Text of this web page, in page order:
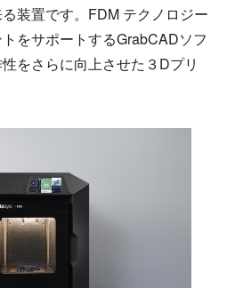
装置です。FDM テクノロジー
をサポートするGrabCADソフ
をさらに向上させた３Dプリ